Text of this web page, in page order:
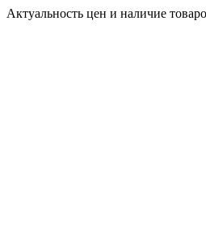
Актуальность цен и наличие